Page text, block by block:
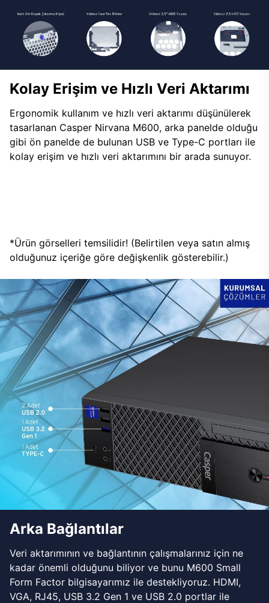
Kolay Erişim ve Hızlı Veri Aktarımı
Ergonomik kullanım ve hızlı veri aktarımı düşünülerek
tasarlanan Casper Nirvana M600, arka panelde olduğu
gibi ön panelde de bulunan USB ve Type-C portları ile
kolay erişim ve hızlı veri aktarımını bir arada sunuyor.
*Ürün görselleri temsilidir! (Belirtilen veya satın almış
olduğunuz içeriğe göre değişkenlik gösterebilir.)
Arka Bağlantılar
Veri aktarımının ve bağlantının çalışmalarınız için ne
kadar önemli olduğunu biliyor ve bunu M600 Small
Form Factor bilgisayarımız ile destekliyoruz. HDMI,
VGA, RJ45, USB 3.2 Gen 1 ve USB 2.0 portlar ile